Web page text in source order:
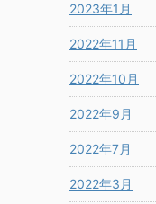
2023年1月
2022年11月
2022年10月
2022年9月
2022年7月
2022年3月